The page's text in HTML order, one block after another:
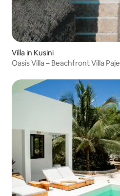
Villa in Kusini
Oasis Villa – Beachfront Villa Paje